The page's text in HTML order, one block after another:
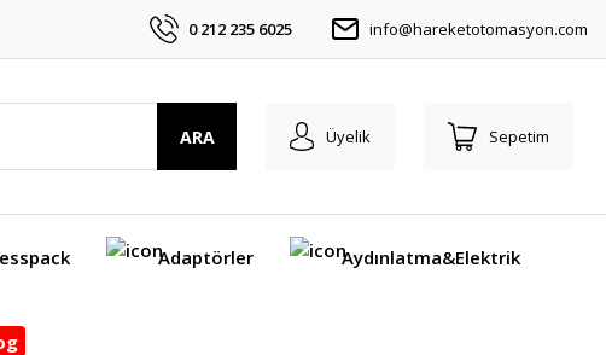
0 212 235 6025 info@hareketotomasyon.com
ARA Üyelik Sepetim
Adaptörler Aydınlatma&Elektrik